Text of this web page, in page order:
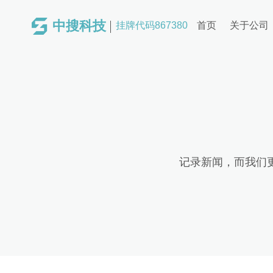
中搜科技 挂牌代码867380 首页 关于公司
记录新闻，而我们